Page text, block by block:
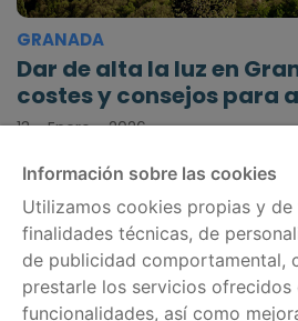
GRANADA
Dar de alta la luz en
costes y consejos para
13 - Enero - 2026
Información legal
Política de cookies
Información sobre las cookies
Utilizamos cookies propias y
finalidades técnicas, de
de publicidad comportamental,
prestarle los servicios
funcionalidades, así como